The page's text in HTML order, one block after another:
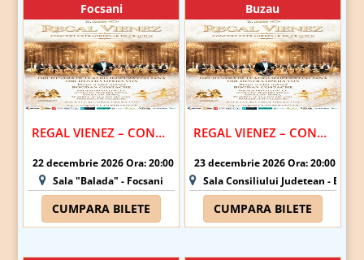
Focsani
REGAL VIENEZ – CONCERT EXTRAORDINAR DE CRACIUN | FOCSANI
22 decembrie 2026 Ora: 20:00
Sala "Balada" - Focsani
CUMPARA BILETE
Buzau
REGAL VIENEZ – CONCERT EXTRAORDINAR DE CRACIUN | BUZAU
23 decembrie 2026 Ora: 20:00
Sala Consiliului Judetean - Buzau
CUMPARA BILETE